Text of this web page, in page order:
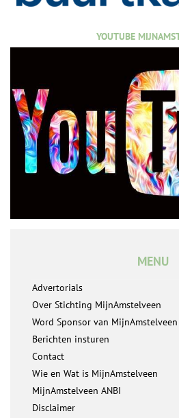
YOUTUBE
MENU
Advertorials
Over Stichting MijnAmstelveen
Word Sponsor van MijnAmstelveen
Berichten insturen
Contact
Wie en Wat is MijnAmstelveen
MijnAmstelveen ANBI
Disclaimer